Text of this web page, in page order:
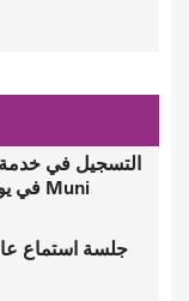
التسجيل في
Muni في يوم موارد المجتمع في شارع 24
جلسة استماع عامة